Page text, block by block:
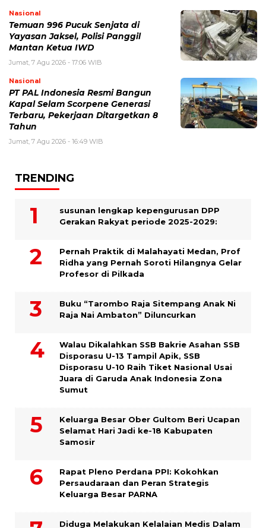
Nasional
Temuan 996 Pucuk Senjata di
Yayasan Jaksel, Polisi Panggil
Mantan Ketua IWD
Jumat, 7 Agu 2026 - 17:06 WIB
Nasional
PT PAL Indonesia Resmi Bangun
Kapal Selam Scorpene Generasi
Terbaru, Pekerjaan Ditargetkan 8
Tahun
Jumat, 7 Agu 2026 - 16:49 WIB
TRENDING
susunan lengkap kepengurusan DPP
Gerakan Rakyat periode 2025-2029:
Pernah Praktik di Malahayati Medan, Prof
Ridha yang Pernah Soroti Hilangnya Gelar
Profesor di Pilkada
Buku “Tarombo Raja Sitempang Anak Ni
Raja Nai Ambaton” Diluncurkan
Walau Dikalahkan SSB Bakrie Asahan SSB
Disporasu U-13 Tampil Apik, SSB
Disporasu U-10 Raih Tiket Nasional Usai
Juara di Garuda Anak Indonesia Zona
Sumut
Keluarga Besar Ober Gultom Beri Ucapan
Selamat Hari Jadi ke-18 Kabupaten
Samosir
Rapat Pleno Perdana PPI: Kokohkan
Persaudaraan dan Peran Strategis
Keluarga Besar PARNA
Diduga Melakukan Kelalaian Medis Dalam